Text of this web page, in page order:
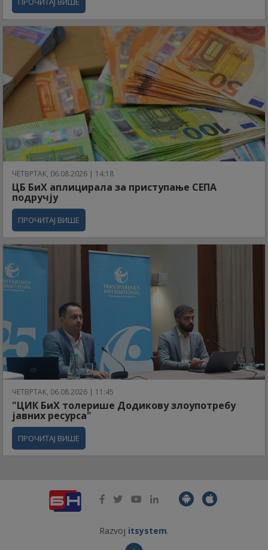
ЧЕТВРТАК, 06.08.2026 | 14:18
ЦБ БиХ аплицирала за приступање СЕПА
подручју
ПРОЧИТАЈ ВИШЕ
ЧЕТВРТАК, 06.08.2026 | 11:45
"ЦИК БиХ толерише Додикову злоупотребу
јавних ресурса"
ПРОЧИТАЈ ВИШЕ
Razvoj itsystem.